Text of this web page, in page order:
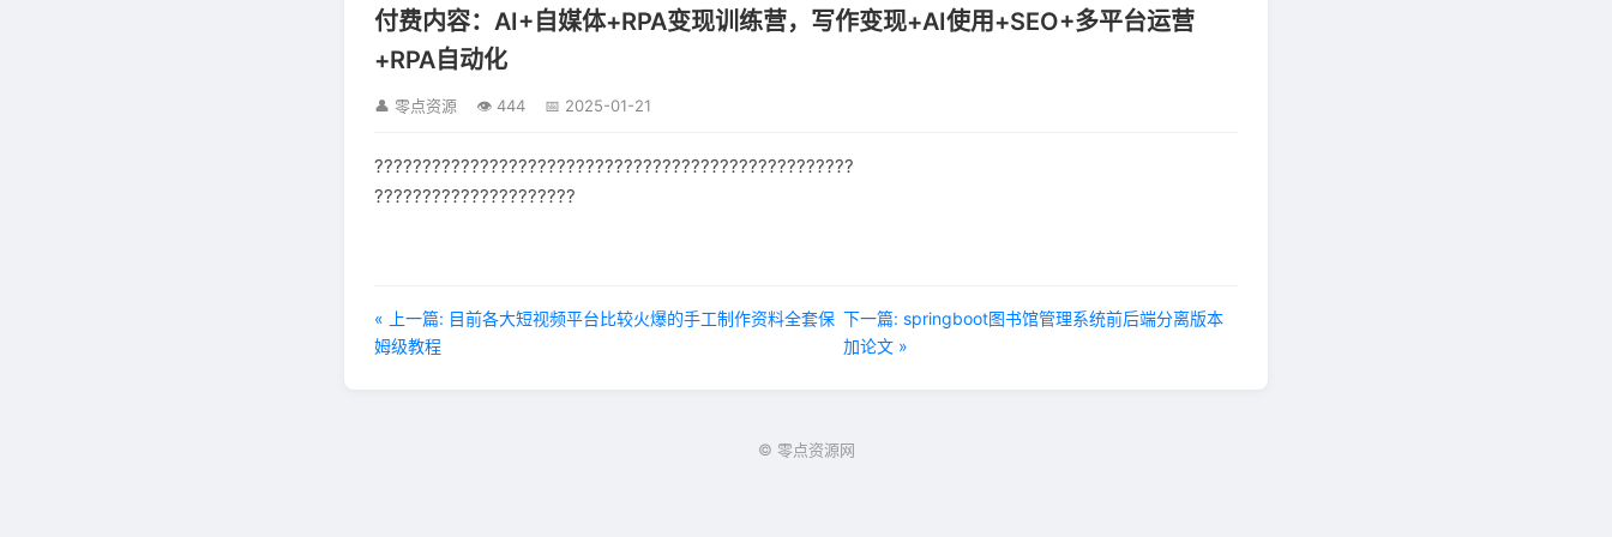
付费内容：AI+自媒体+RPA变现训练营，写作变现+AI使用+SEO+多平台运营
+RPA自动化
👤 零点资源 👁 444 📅 2025-01-21
??????????????????????????????????????????????????
?????????????????????
« 上一篇: 目前各大短视频平台比较火爆的手工制作资料全套保
姆级教程
下一篇: springboot图书馆管理系统前后端分离版本
加论文 »
© 零点资源网